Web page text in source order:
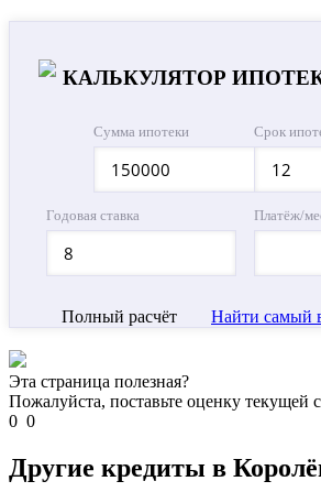
КАЛЬКУЛЯТОР
Сумма ипотеки Срок
Годовая ставка Платёж/
Полный расчёт Найти самый
Эта страница полезная?
Пожалуйста, поставьте оценку текущей
0 0
Другие кредиты в